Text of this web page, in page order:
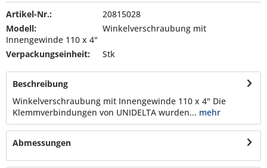
Artikel-Nr.:
20815028
Modell:
Winkelverschraubung mit
Innengewinde 110 x 4"
Verpackungseinheit:
Stk
Beschreibung
Winkelverschraubung mit Innengewinde 110 x 4" Die
Klemmverbindungen von UNIDELTA wurden... mehr
Abmessungen